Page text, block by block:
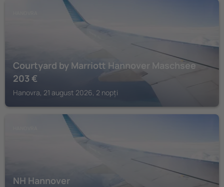
Courtyard by Marriott Hannover Maschsee
203 €
Hanovra, 21 august 2026, 2 nopți
NH Hannover